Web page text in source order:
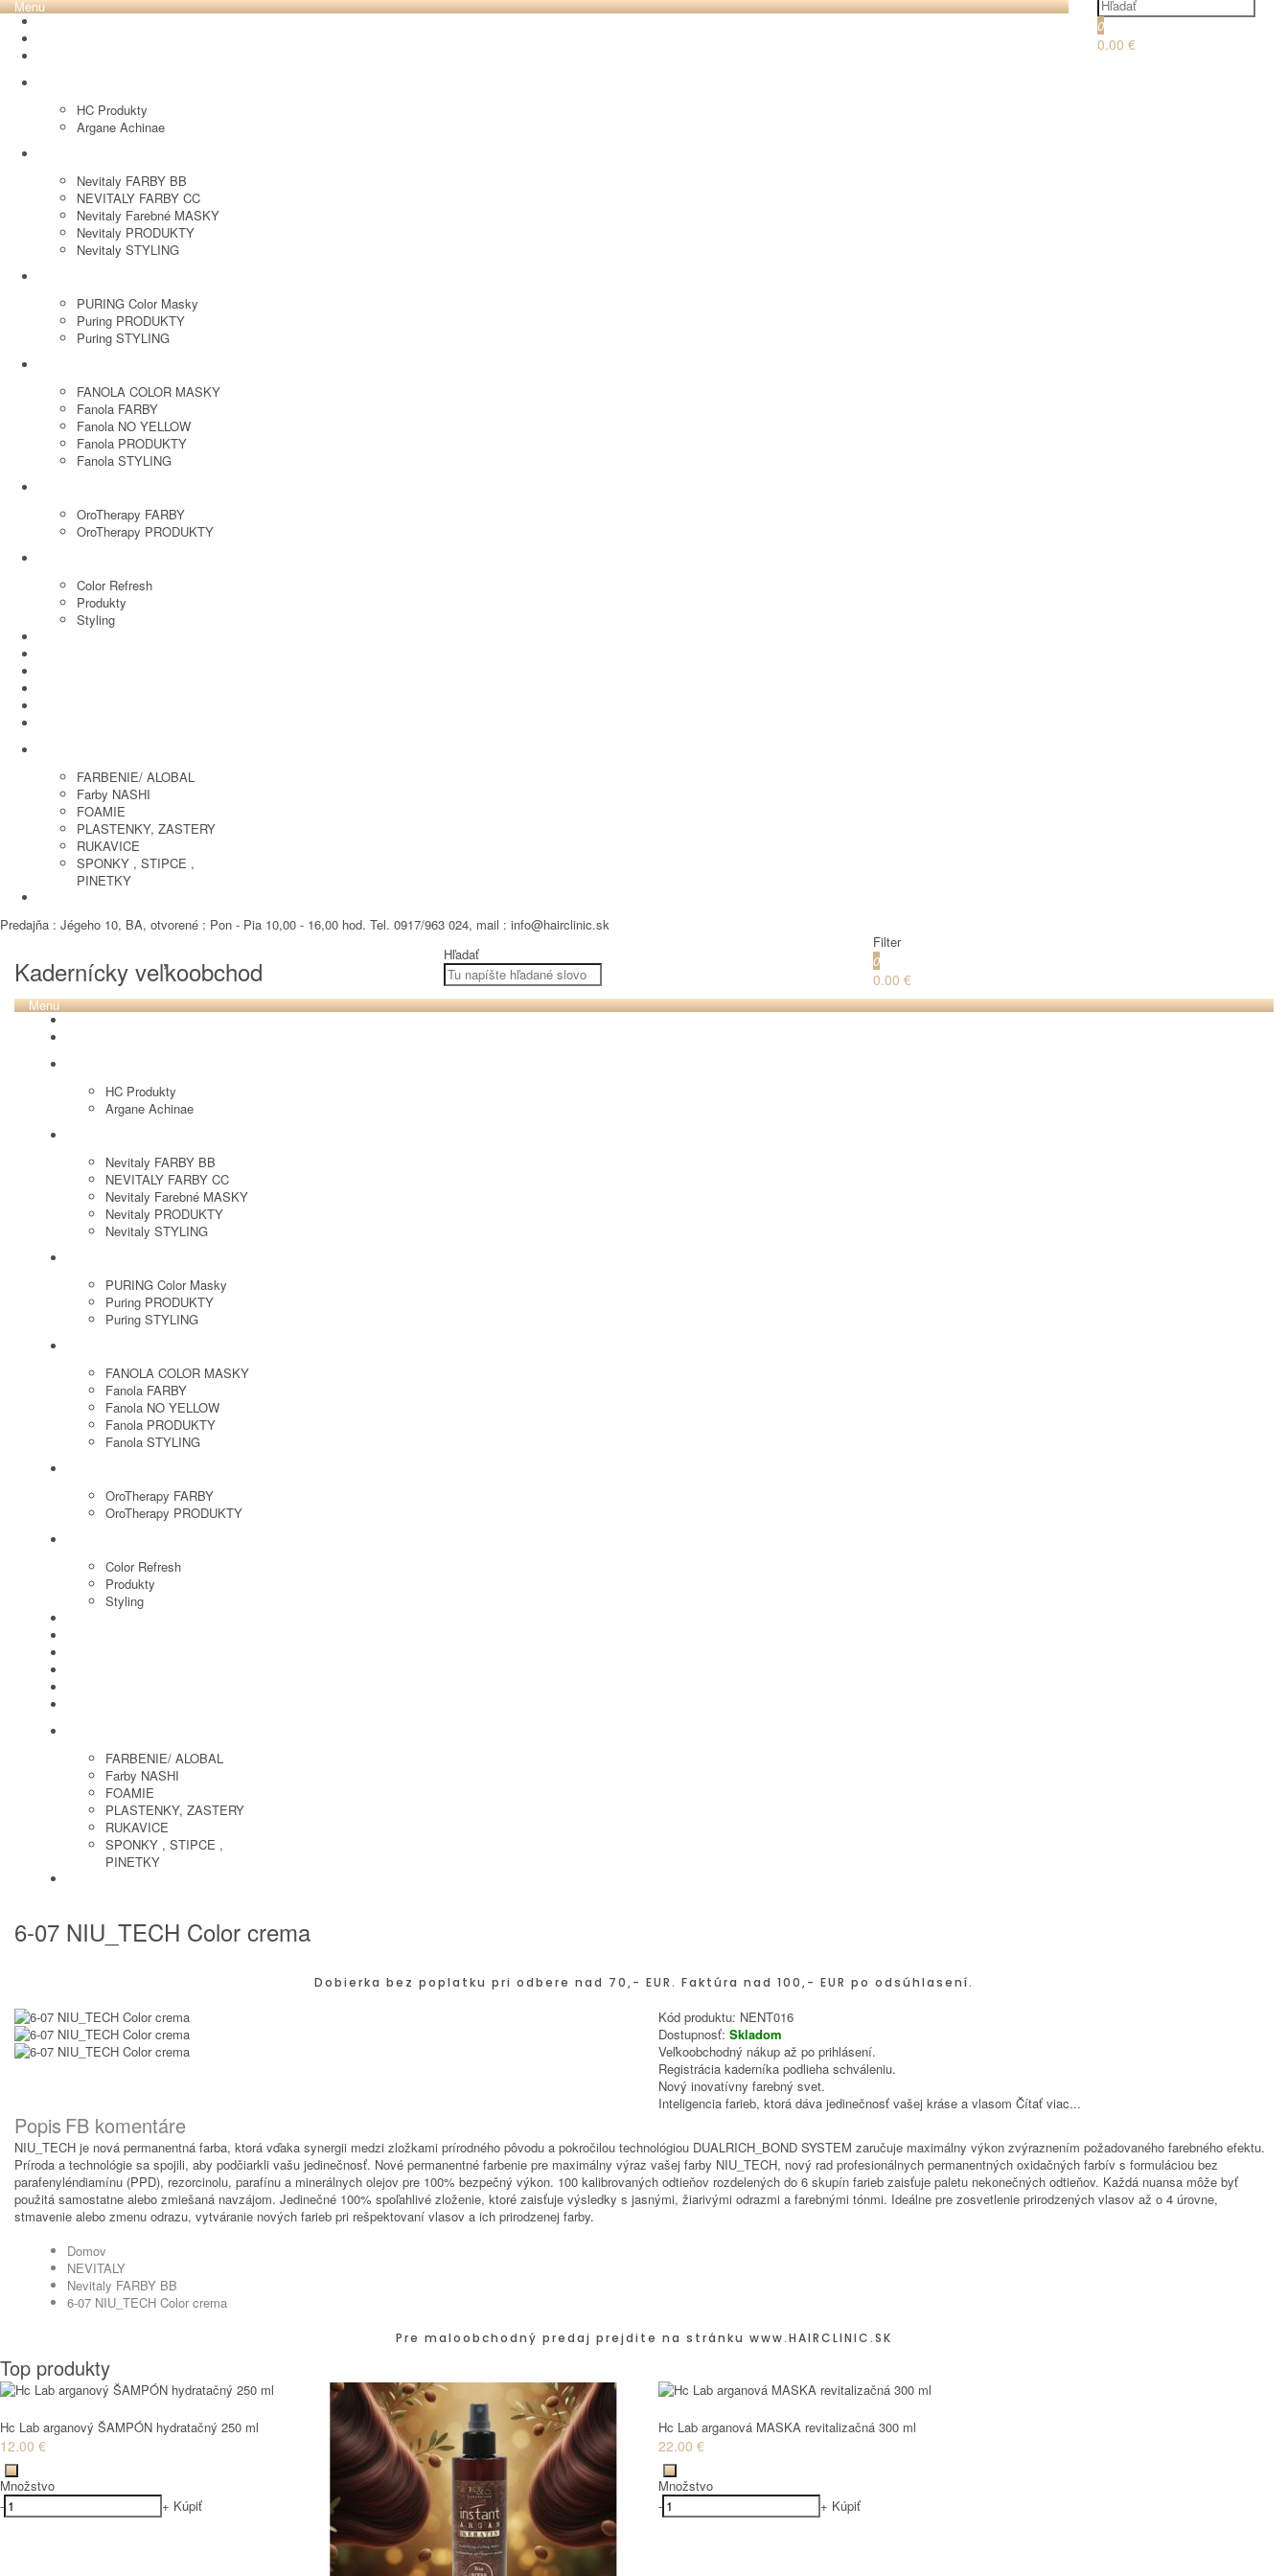
Menu
HC Produkty
Argane Achinae
Nevitaly FARBY BB
NEVITALY FARBY CC
Nevitaly Farebné MASKY
Nevitaly PRODUKTY
Nevitaly STYLING
PURING Color Masky
Puring PRODUKTY
Puring STYLING
FANOLA COLOR MASKY
Fanola FARBY
Fanola NO YELLOW
Fanola PRODUKTY
Fanola STYLING
OroTherapy FARBY
OroTherapy PRODUKTY
Color Refresh
Produkty
Styling
FARBENIE/ ALOBAL
Farby NASHI
FOAMIE
PLASTENKY, ZASTERY
RUKAVICE
SPONKY , STIPCE ,
PINETKY
0
0.00 €
Predajňa : Jégeho 10, BA, otvorené : Pon - Pia 10,00 - 16,00 hod. Tel. 0917/963 024, mail : info@hairclinic.sk
Kadernícky veľkoobchod Hľadať
Filter
0
0.00 €
Menu
HC Produkty
Argane Achinae
Nevitaly FARBY BB
NEVITALY FARBY CC
Nevitaly Farebné MASKY
Nevitaly PRODUKTY
Nevitaly STYLING
PURING Color Masky
Puring PRODUKTY
Puring STYLING
FANOLA COLOR MASKY
Fanola FARBY
Fanola NO YELLOW
Fanola PRODUKTY
Fanola STYLING
OroTherapy FARBY
OroTherapy PRODUKTY
Color Refresh
Produkty
Styling
FARBENIE/ ALOBAL
Farby NASHI
FOAMIE
PLASTENKY, ZASTERY
RUKAVICE
SPONKY , STIPCE ,
PINETKY
6-07 NIU_TECH Color crema
Dobierka bez poplatku pri odbere nad 70,- EUR. Faktúra nad 100,- EUR po odsúhlasení.
Kód produktu: NENT016
Dostupnosť: Skladom
Veľkoobchodný nákup až po prihlásení.
Registrácia kaderníka podlieha schváleniu.
Nový inovatívny farebný svet.
Inteligencia farieb, ktorá dáva jedinečnosť vašej kráse a vlasom Čítať viac...
Popis FB komentáre
NIU_TECH je nová permanentná farba, ktorá vďaka synergii medzi zložkami prírodného pôvodu a pokročilou technológiou DUALRICH_BOND SYSTEM zaručuje maximálny výkon zvýraznením požadovaného farebného efektu.
Príroda a technológie sa spojili, aby podčiarkli vašu jedinečnosť. Nové permanentné farbenie pre maximálny výraz vašej farby NIU_TECH, nový rad profesionálnych permanentných oxidačných farbív s formuláciou bez
parafenyléndiamínu (PPD), rezorcinolu, parafínu a minerálnych olejov pre 100% bezpečný výkon. 100 kalibrovaných odtieňov rozdelených do 6 skupín farieb zaisťuje paletu nekonečných odtieňov. Každá nuansa môže byť
použitá samostatne alebo zmiešaná navzájom. Jedinečné 100% spoľahlivé zloženie, ktoré zaisťuje výsledky s jasnými, žiarivými odrazmi a farebnými tónmi. Ideálne pre zosvetlenie prirodzených vlasov až o 4 úrovne,
stmavenie alebo zmenu odrazu, vytváranie nových farieb pri rešpektovaní vlasov a ich prirodzenej farby.
Domov
NEVITALY
Nevitaly FARBY BB
6-07 NIU_TECH Color crema
Pre maloobchodný predaj prejdite na stránku www.HAIRCLINIC.SK
Top produkty
Hc Lab arganový ŠAMPÓN hydratačný 250 ml
12.00 €
Množstvo
-
+ Kúpiť
Hc Lab arganová MASKA revitalizačná 300 ml
22.00 €
Množstvo
-
+ Kúpiť